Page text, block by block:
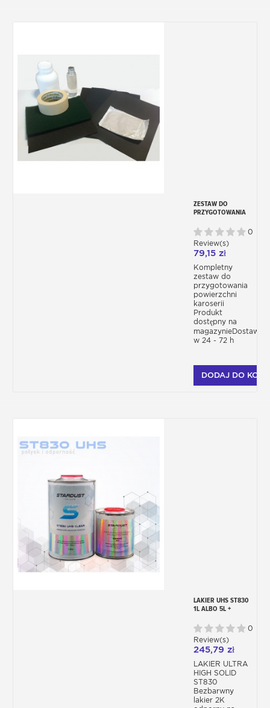
ZESTAW DO
PRZYGOTOWANIA
MALOWANIEM
0
Review(s)
79,15 zł
Kompletny
zestaw do
przygotowania
powierzchni
karoserii
Produkt
dostępny na
magazynieDostawa
w 24 - 72 h
DODAJ DO
LAKIER UHS ST830
1L ALBO 5L +
ROZPUSZCZALNIK 0
Review(s)
245,79 zł
LAKIER ULTRA
HIGH SOLID
ST830
Bezbarwny
lakier 2K